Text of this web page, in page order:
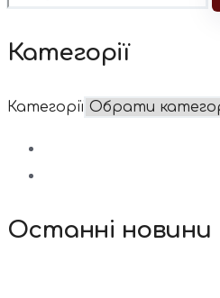
Категорії
Категорії
Останні новини